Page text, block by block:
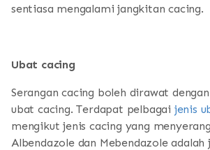
sentiasa mengalami jangkitan cacing.
Ubat cacing
Serangan cacing boleh dirawat
ubat cacing. Terdapat pelbagai jenis
mengikut jenis cacing yang
Albendazole dan Mebendazole adalah